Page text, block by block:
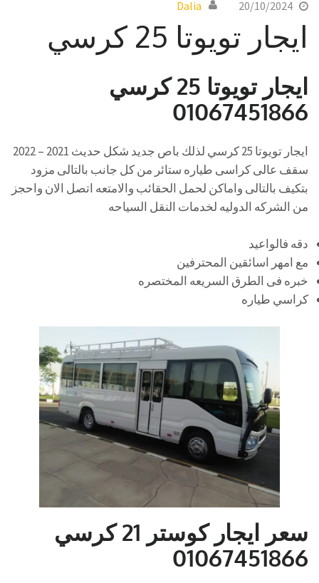
20/10/2024
Dalia
ايجار تويوتا 25 كرسي
ايجار تويوتا 25 كرسي
01067451866
ايجار تويوتا 25 كرسي لذلك باص جديد شكل حديث 2021 – 2022
سقف عالى كراسى طياره ستائر من كل جانب بالتالى مزود
بتكيف بالتالى واماكن لحمل الحقائب والامتعه اتصل الان واحجز
من الشركه الدوليه لخدمات النقل السياحه
دقه فالواعيد
مع امهر اسائقين المحترفين
خبره فى الطرق السريعه المختصره
كراسي طياره
سعر ايجار كوستر 21 كرسي
01067451866